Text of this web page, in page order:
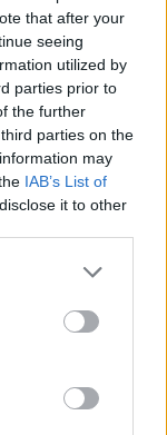
that after your
seeing
utilized by
parties prior to
the further
parties on the
may
IAB’s List of
it to other
път
вируси